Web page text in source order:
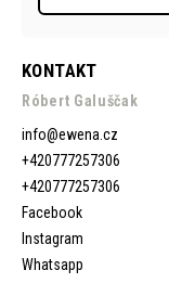
KONTAKT
Róbert Galuščak
info@ewena.cz
+420777257306
+420777257306
Facebook
Instagram
Whatsapp